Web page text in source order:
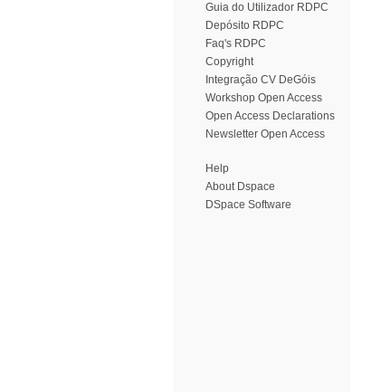
Guia do Utilizador RDPC
Depósito RDPC
Faq's RDPC
Copyright
Integração CV DeGóis
Workshop Open Access
Open Access Declarations
Newsletter Open Access
Help
About Dspace
DSpace Software